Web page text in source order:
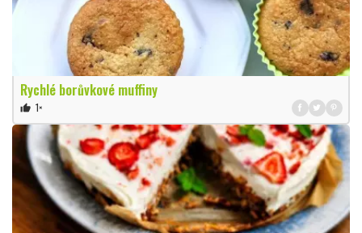
Rychlé borůvkové muffiny
thumb_up 1×